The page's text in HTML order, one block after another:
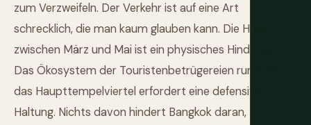
zum Verzweifeln. Der Verkehr ist auf eine Art
schrecklich, die man kaum glauben kann. Die Hitze
zwischen März und Mai ist ein physisches Hindernis.
Das Ökosystem der Touristenbetrügereien rund um
das Haupttempelviertel erfordert eine defensive
Haltung. Nichts davon hindert Bangkok daran,